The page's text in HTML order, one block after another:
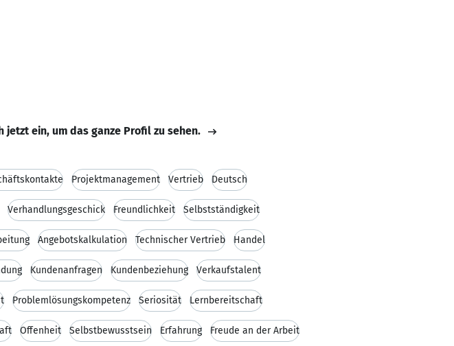
jetzt ein, um das ganze Profil zu sehen.
Projektmanagement Vertrieb Deutsch
Verhandlungsgeschick Freundlichkeit Selbstständigkeit
Angebotskalkulation Technischer Vertrieb Handel
Kundenanfragen Kundenbeziehung Verkaufstalent
Problemlösungskompetenz Seriosität Lernbereitschaft
Offenheit Selbstbewusstsein Erfahrung Freude an der Arbeit